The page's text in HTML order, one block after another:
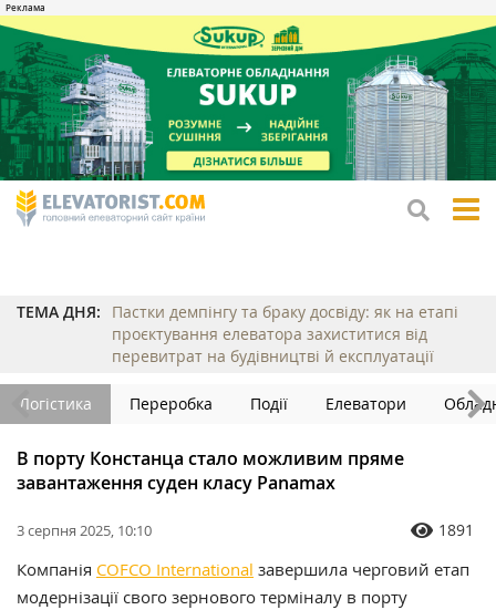
ТЕМА ДНЯ:
Пастки демпінгу та браку досвіду: як на етапі
проєктування елеватора захиститися від
перевитрат на будівництві й експлуатації
Логістика Переробка Події Елеватори
В порту Констанца стало можливим пряме
завантаження суден класу Panamax
3 серпня 2025, 10:10 1891
Компанія COFCO International завершила черговий етап
модернізації свого зернового терміналу в порту